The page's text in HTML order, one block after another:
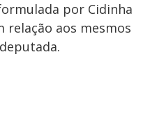
por Cidinha
relação aos mesmos